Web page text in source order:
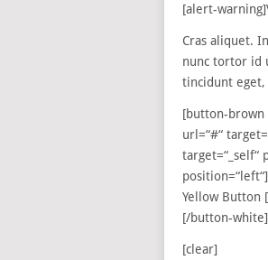
[alert-
Cras aliquet.
nunc tortor id
tincidunt
[button-brown
url=“#“
target=“_self“
Yellow Button
[/button-white]
[clear]